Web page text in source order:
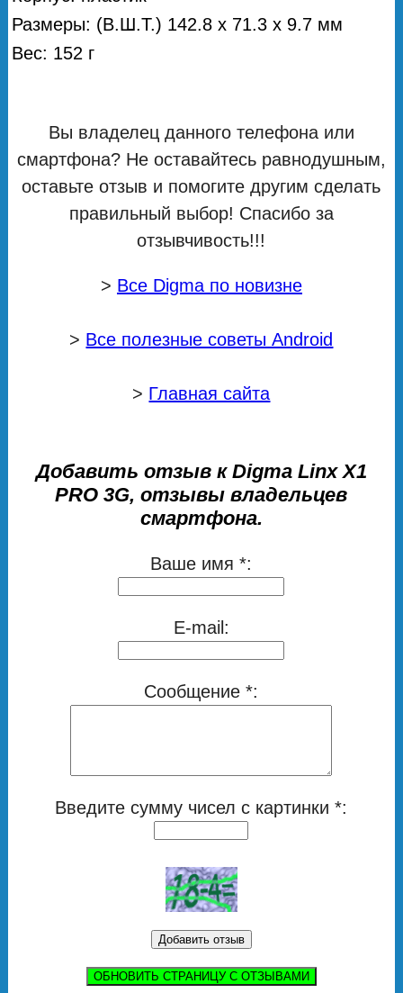
Размеры: (В.Ш.Т.) 142.8 х 71.3 х 9.7 мм
Вес: 152 г
Вы владелец данного телефона или
смартфона? Не оставайтесь равнодушным,
оставьте отзыв и помогите другим сделать
правильный выбор! Спасибо за
отзывчивость!!!
> Все Digma по новизне
> Все полезные советы Android
> Главная сайта
Добавить отзыв к Digma Linx X1
PRO 3G, отзывы владельцев
смартфона.
Ваше имя *:
E-mail:
Сообщение *:
Введите сумму чисел с картинки *:
ОБНОВИТЬ СТРАНИЦУ С ОТЗЫВАМИ